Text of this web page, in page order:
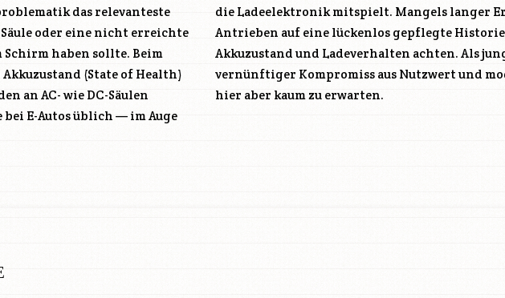
das relevanteste
oder eine nicht erreichte
Schirm haben sollte. Beim
(State of Health)
an AC- wie DC-Säulen
E-Autos üblich — im Auge
die Ladeelektronik mitspielt. Mangels langer
Antrieben auf eine lückenlos gepflegte Historie
Akkuzustand und Ladeverhalten achten. Als
vernünftiger Kompromiss aus Nutzwert und
hier aber kaum zu erwarten.